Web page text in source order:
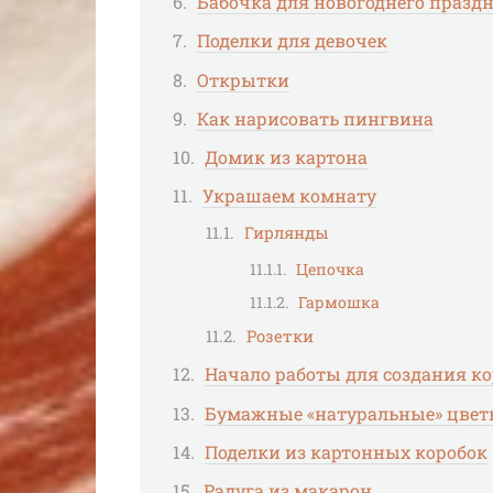
Поделки для девочек
Открытки
Как нарисовать пингвина
Домик из картона
Украшаем комнату
Гирлянды
Цепочка
Гармошка
Розетки
Начало работы для создания
Бумажные «натуральные»
Поделки из картонных коробок